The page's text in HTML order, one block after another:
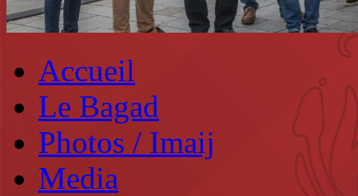
Accueil
Le Bagad
Photos / Imaij
Media